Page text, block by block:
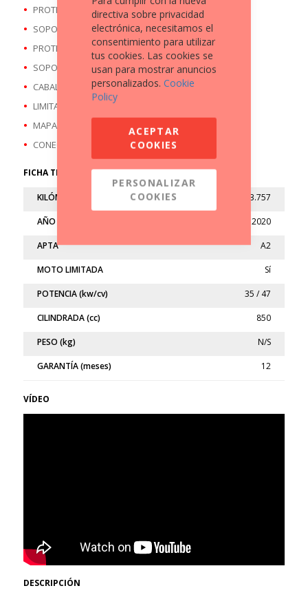
PROTECTOR CUBREMANOS
SOPORTE TELEFONO MOVIL
PROTECTOR BARRAS MOTOR
SOPORTE MALETAS LATERALES
CABALLETE CENTRAL
LIMITACION 35 KW ( APTA A2 )
MAPAS DE CONDUCCIÓN
CONECTIVIDAD BLUETOOTH
FICHA TÉCNICA
KILÓMETROS 23.757
AÑO 2020
APTA A2
MOTO LIMITADA Sí
POTENCIA (kw/cv) 35 / 47
CILINDRADA (cc) 850
PESO (kg) N/S
GARANTÍA (meses) 12
VÍDEO
DESCRIPCIÓN
directiva sobre privacidad
electrónica, necesitamos el
consentimiento para utilizar
tus cookies. Las cookies se
usan para mostrar anuncios
personalizados. Cookie
Policy
ACEPTAR
COOKIES
PERSONALIZAR
COOKIES